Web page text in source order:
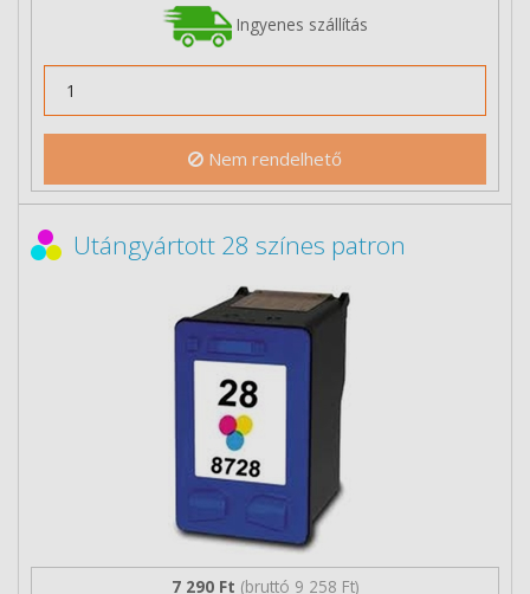
Ingyenes szállítás
Nem rendelhető
Utángyártott 28 színes patron
7 290 Ft (bruttó 9 258 Ft)